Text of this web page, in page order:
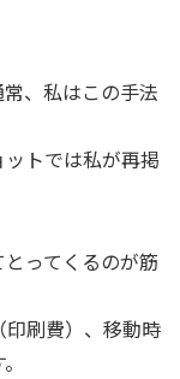
、私はこの手法
トでは私が再掲
ってくるのが筋
刷費）、移動時